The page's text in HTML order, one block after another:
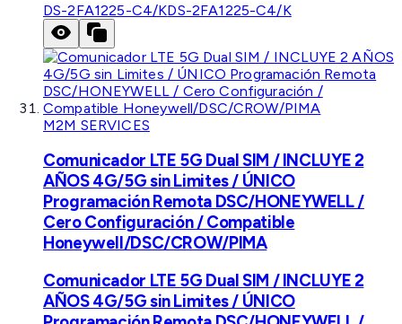
DS-2FA1225-C4/KDS-2FA1225-C4/K
M2M SERVICES
Comunicador LTE 5G Dual SIM / INCLUYE 2
AÑOS 4G/5G sin Limites / ÚNICO
Programación Remota DSC/HONEYWELL /
Cero Configuración / Compatible
Honeywell/DSC/CROW/PIMA
Comunicador LTE 5G Dual SIM / INCLUYE 2
AÑOS 4G/5G sin Limites / ÚNICO